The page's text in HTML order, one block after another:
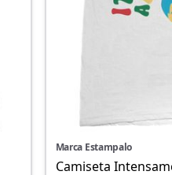
Marca Estampalo
Camiseta